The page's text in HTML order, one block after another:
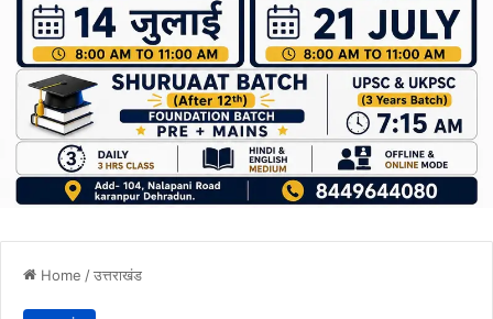
Home /उत्तराखंड